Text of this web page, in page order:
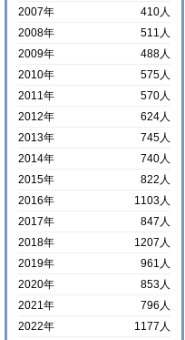
2007年
410人
2008年
511人
2009年
488人
2010年
575人
2011年
570人
2012年
624人
2013年
745人
2014年
740人
2015年
822人
2016年
1103人
2017年
847人
2018年
1207人
2019年
961人
2020年
853人
2021年
796人
2022年
1177人